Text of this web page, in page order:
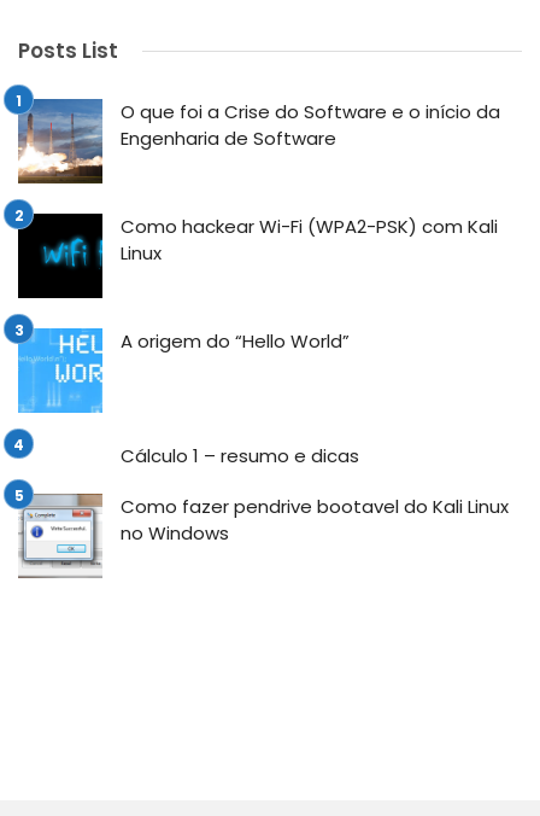
Posts List
O que foi a Crise do Software e o início da
Engenharia de Software
Como hackear Wi-Fi (WPA2-PSK) com Kali
Linux
A origem do “Hello World”
Cálculo 1 – resumo e dicas
Como fazer pendrive bootavel do Kali Linux
no Windows